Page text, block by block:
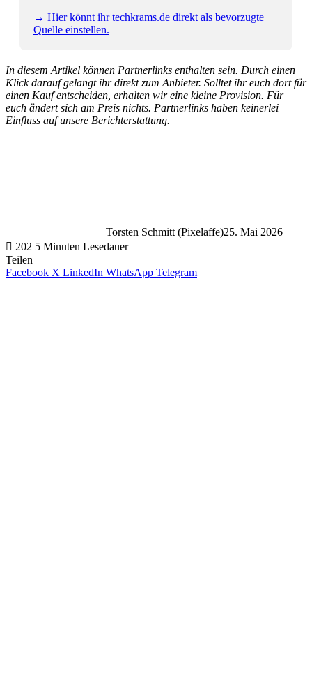
→ Hier könnt ihr techkrams.de direkt als bevorzugte
Quelle einstellen.
In diesem Artikel können Partnerlinks enthalten sein. Durch einen
Klick darauf gelangt ihr direkt zum Anbieter. Solltet ihr euch dort für
einen Kauf entscheiden, erhalten wir eine kleine Provision. Für
euch ändert sich am Preis nichts. Partnerlinks haben keinerlei
Einfluss auf unsere Berichterstattung.
Torsten Schmitt (Pixelaffe)25. Mai 2026
202 5 Minuten Lesedauer
Teilen
Facebook X LinkedIn WhatsApp Telegram